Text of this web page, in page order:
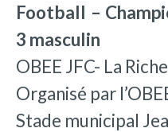
Football –
3 masculin
OBEE JFC- La Riche
Organisé par
Stade municipal